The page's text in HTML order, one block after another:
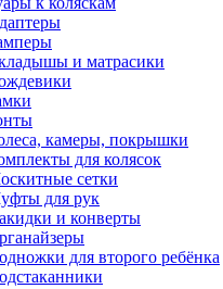
и матрасики
камеры, покрышки
для колясок
сетки
для рук
и конверты
для второго ребёнка